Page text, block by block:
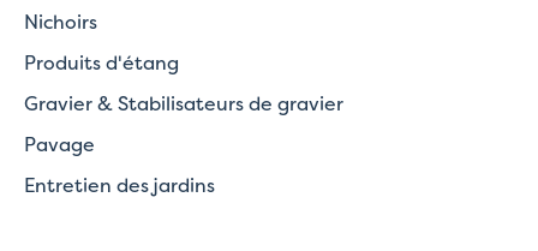
Nichoirs
Produits d'étang
Gravier & Stabilisateurs de gravier
Pavage
Entretien des jardins